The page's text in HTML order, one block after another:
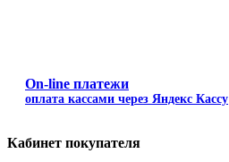
On-line платежи
оплата кассами через Яндекс Кассу
Кабинет покупателя